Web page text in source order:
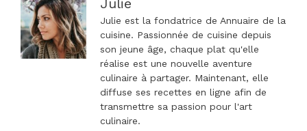
Julie
Julie est la fondatrice de Annuaire de la
cuisine. Passionnée de cuisine depuis
son jeune âge, chaque plat qu'elle
réalise est une nouvelle aventure
culinaire à partager. Maintenant, elle
diffuse ses recettes en ligne afin de
transmettre sa passion pour l'art
culinaire.